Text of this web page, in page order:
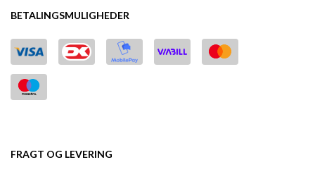
BETALINGSMULIGHEDER
FRAGT OG LEVERING